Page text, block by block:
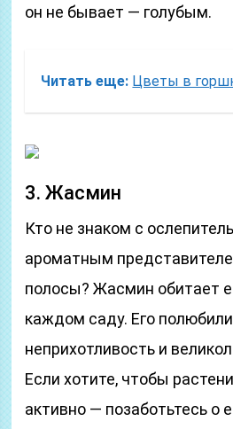
он не бывает — голубым.
Читать еще: Цветы в
3. Жасмин
Кто не знаком с
ароматным
полосы? Жасмин обитает
каждом саду. Его
неприхотливость и
Если хотите, чтобы
активно — позаботьтесь о